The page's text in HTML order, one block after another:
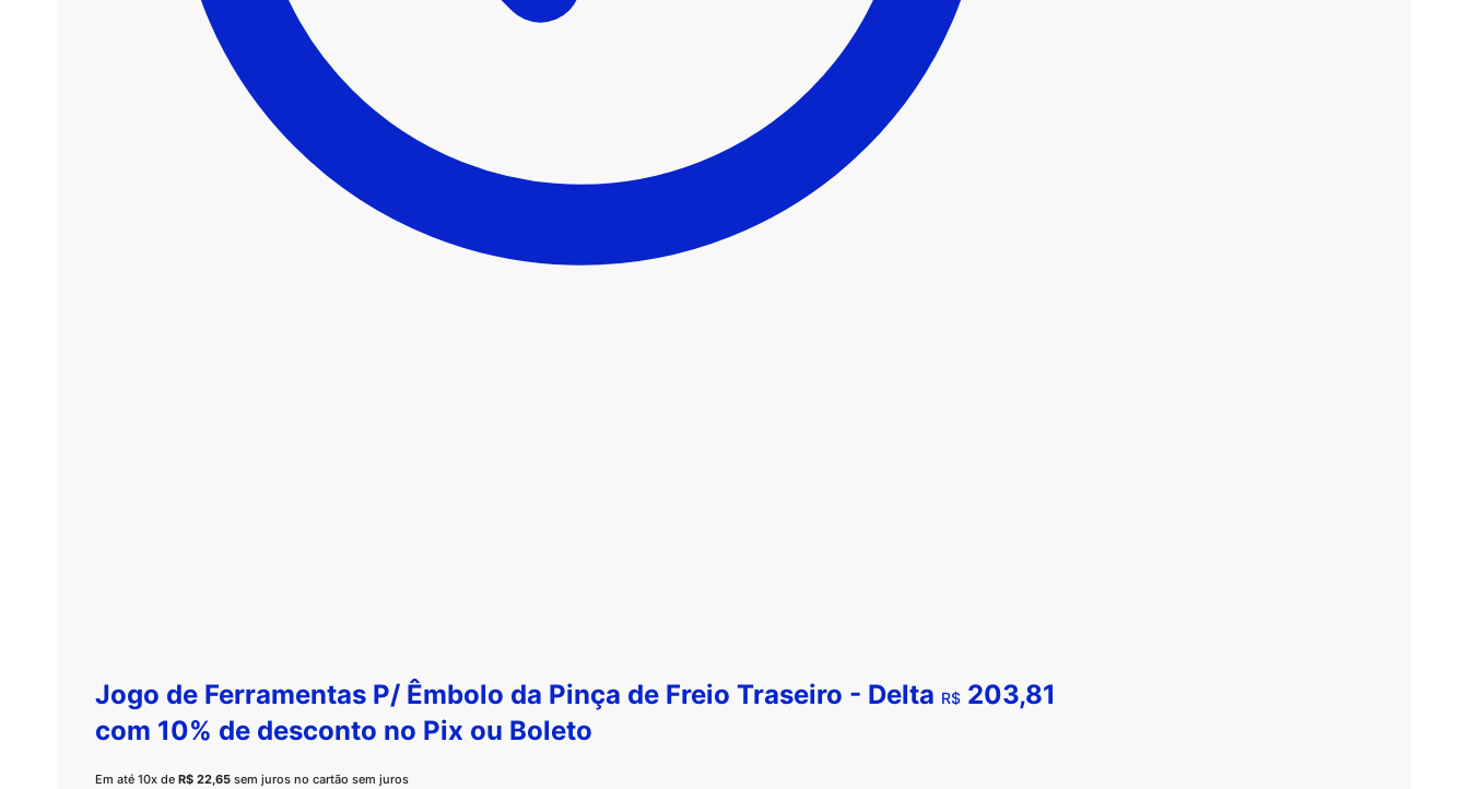
Jogo de Ferramentas P/ Êmbolo da Pinça de Freio Traseiro - Delta R$ 203,81
com 10% de desconto no Pix ou Boleto
Em até 10x de R$ 22,65 sem juros no cartão sem juros